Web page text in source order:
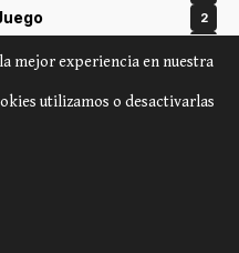
2
8
de Mesa 18
mejor experiencia en nuestra
utilizamos o desactivarlas